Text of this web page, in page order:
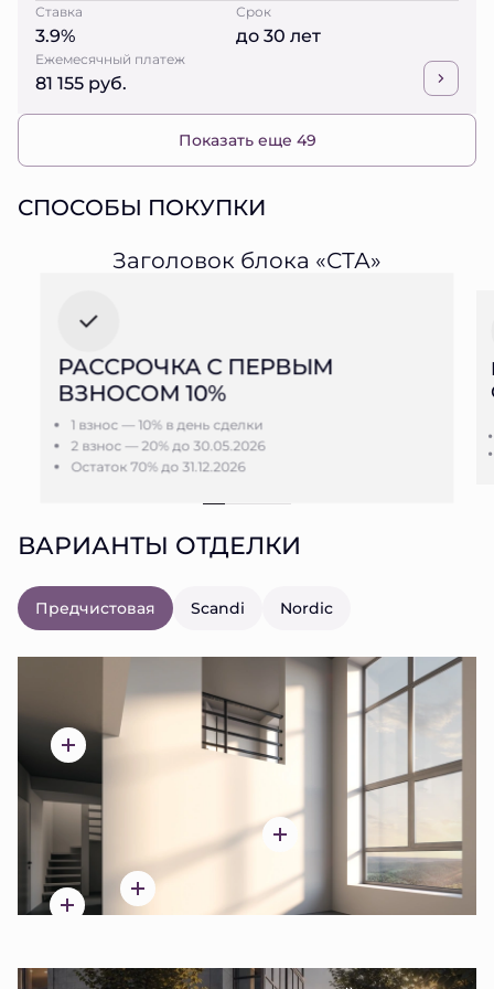
Ставка
3.9%
Срок
до 30 лет
Ежемесячный платеж
81 155 руб.
Показать еще 49
СПОСОБЫ ПОКУПКИ
Заголовок блока «СТА»
РАССРОЧКА С ПЕРВЫМ
ВЗНОСОМ 10%
1 взнос — 10% в день сделки
2 взнос — 20% до 30.05.2026
Остаток 70% до 31.12.2026
ВАРИАНТЫ ОТДЕЛКИ
Предчистовая Scandi Nordic